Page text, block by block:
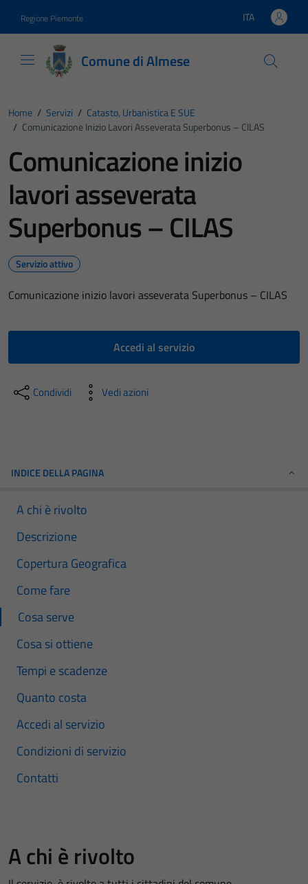
Regione Piemonte Lingua attiva:
ITA
Comune di Almese
Home / Servizi / Catasto, Urbanistica E SUE
/ Comunicazione Inizio Lavori Asseverata Superbonus – CILAS
Comunicazione inizio
lavori asseverata
Superbonus – CILAS
Servizio attivo
Comunicazione inizio lavori asseverata Superbonus – CILAS
Accedi al servizio
Condividi Vedi azioni
INDICE DELLA PAGINA
A chi è rivolto
Descrizione
Copertura Geografica
Come fare
Cosa serve
Cosa si ottiene
Tempi e scadenze
Quanto costa
Accedi al servizio
Condizioni di servizio
Contatti
A chi è rivolto